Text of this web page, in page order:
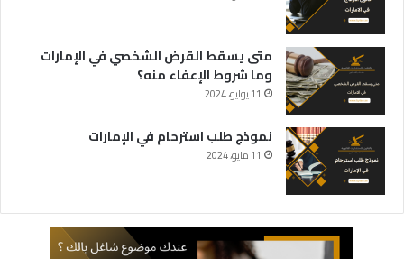
متى يسقط القرض الشخصي في الإمارات
وما شروط الإعفاء منه؟
11 يوليو، 2024
نموذج طلب استرحام في الإمارات
11 مايو، 2024